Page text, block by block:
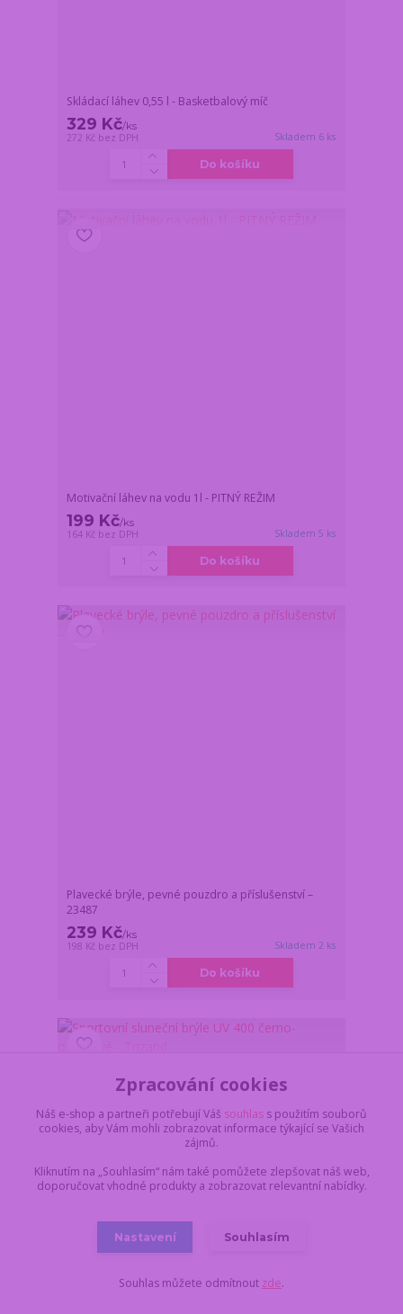
Skládací láhev 0,55 l - Basketbalový míč
329 Kč/ks
272 Kč bez DPH Skladem 6 ks
Do košíku
Motivační láhev na vodu 1l - PITNÝ REŽIM
199 Kč/ks
164 Kč bez DPH Skladem 5 ks
Do košíku
Plavecké brýle, pevné pouzdro a příslušenství –
23487
239 Kč/ks
198 Kč bez DPH Skladem 2 ks
Do košíku
Zpracování cookies
Náš e-shop a partneři potřebují Váš souhlas s použitím souborů
cookies, aby Vám mohli zobrazovat informace týkající se Vašich
zájmů.
Kliknutím na „Souhlasím“ nám také pomůžete zlepšovat náš web,
doporučovat vhodné produkty a zobrazovat relevantní nabídky.
Nastavení Souhlasím
Souhlas můžete odmítnout zde.